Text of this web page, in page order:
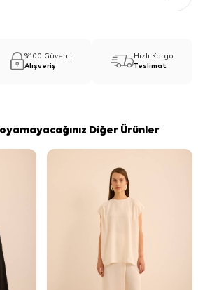
%100 Güvenli
Alışveriş
Hızlı Kargo
Teslimat
Diğer Ürünler